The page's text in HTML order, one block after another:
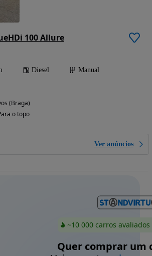
100 Allure
Diesel
Manual
(Braga)
o topo
Ver anúncios
~10 000 carros
Quer comprar um